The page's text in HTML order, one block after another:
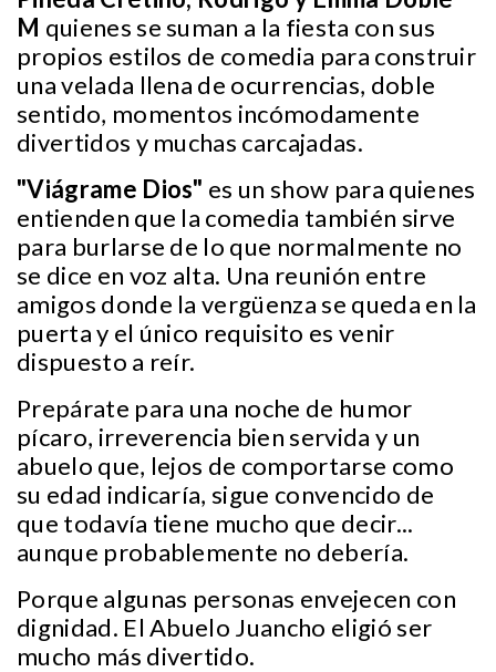
M quienes se suman a la fiesta con sus
propios estilos de comedia para construir
una velada llena de ocurrencias, doble
sentido, momentos incómodamente
divertidos y muchas carcajadas.
"Viágrame Dios" es un show para quienes
entienden que la comedia también sirve
para burlarse de lo que normalmente no
se dice en voz alta. Una reunión entre
amigos donde la vergüenza se queda en la
puerta y el único requisito es venir
dispuesto a reír.
Prepárate para una noche de humor
pícaro, irreverencia bien servida y un
abuelo que, lejos de comportarse como
su edad indicaría, sigue convencido de
que todavía tiene mucho que decir...
aunque probablemente no debería.
Porque algunas personas envejecen con
dignidad. El Abuelo Juancho eligió ser
mucho más divertido.